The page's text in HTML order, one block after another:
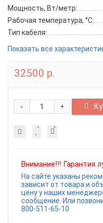
Мощность, Вт/метр:
Рабочая температура, °C:
Тип кабеля:
Показать все
32500 р.
+
-
Внимание!!! Гарантия
На сайте указаны
зависит от товара и
цену у наших
сообщение. Или
800-511-65-10